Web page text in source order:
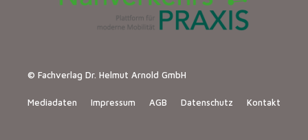
© Fachverlag Dr. Helmut Arnold GmbH
Mediadaten Impressum AGB Datenschutz Kontakt